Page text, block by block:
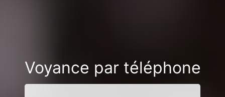
Voyance par téléphone